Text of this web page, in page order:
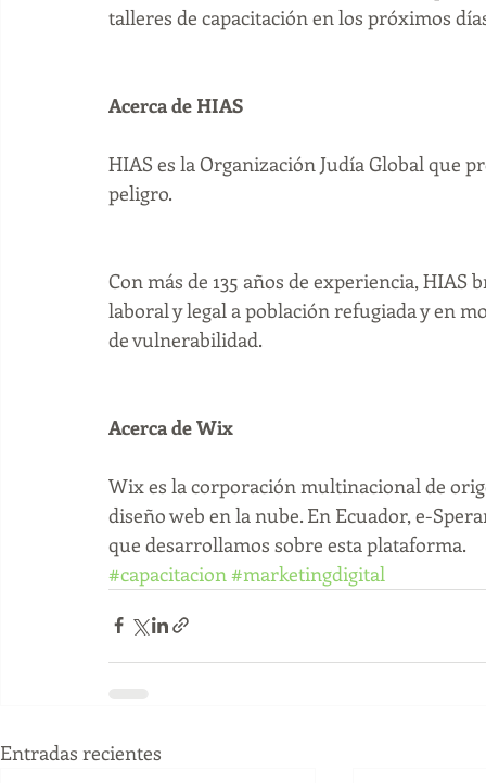
talleres de capacitación en los próximos
Acerca de HIAS
HIAS es la Organización Judía Global que
peligro.
Con más de 135 años de experiencia,
laboral y legal a población refugiada y en
de vulnerabilidad.
Acerca de Wix
Wix es la corporación multinacional de
diseño web en la nube. En Ecuador, e-
que desarrollamos sobre esta plataforma.
#capacitacion #marketingdigital
Entradas recientes